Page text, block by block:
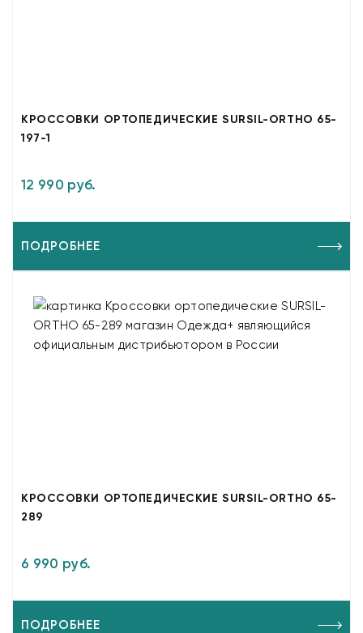
КРОССОВКИ ОРТОПЕДИЧЕСКИЕ SURSIL-ORTHO 65-
197-1
12 990 руб.
ПОДРОБНЕЕ
КРОССОВКИ ОРТОПЕДИЧЕСКИЕ SURSIL-ORTHO 65-
289
6 990 руб.
ПОДРОБНЕЕ